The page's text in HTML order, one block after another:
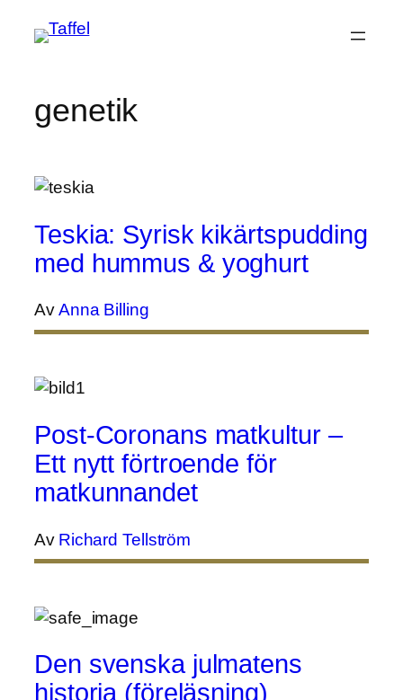
genetik
Teskia: Syrisk kikärtspudding
med hummus & yoghurt
AvAnna Billing
Post-Coronans matkultur –
Ett nytt förtroende för
matkunnandet
Av Richard Tellström
Den svenska julmatens
historia (föreläsning)